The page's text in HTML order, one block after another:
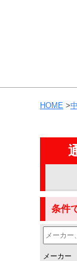
HOME >
条件
メーカー